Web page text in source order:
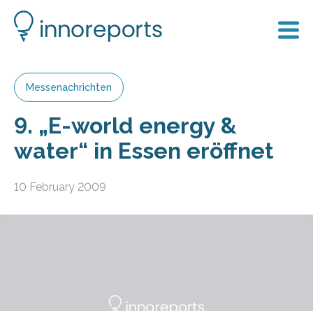
Messenachrichten
9. „E-world energy &
water“ in Essen eröffnet
10 February 2009